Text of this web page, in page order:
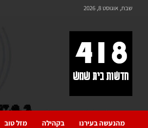
שבת, אוגוסט 8, 2026
418 – חדשות בית שמש
מהנעשה בעירנו בקהילה מזל טוב